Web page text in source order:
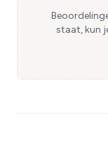
staat, kun